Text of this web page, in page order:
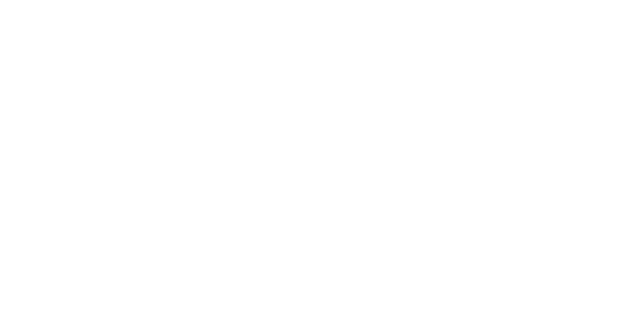
fechamento, a cabeceira oferece praticidade e conforto no dia a dia.
adicionam um toque de sofisticação ao seu quarto.
ajuda a manter seu quarto organizado e livre de bagunça.
Yves, uma peça que une praticidade, design contemporâneo e qualidade.